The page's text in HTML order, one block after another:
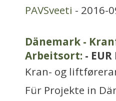
PAVSveeti - 2016-
Dänemark -
Arbeitsort: -
Kran- og
Für Projekte in